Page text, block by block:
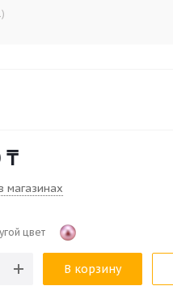
₸
магазинах
цвет
В корзину